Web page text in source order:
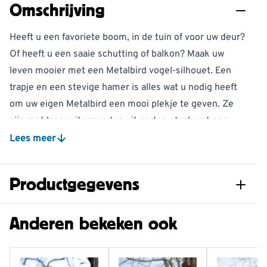
Omschrijving
Heeft u een favoriete boom, in de tuin of voor uw deur?
Of heeft u een saaie schutting of balkon? Maak uw
leven mooier met een Metalbird vogel-silhouet. Een
trapje en een stevige hamer is alles wat u nodig heeft
om uw eigen Metalbird een mooi plekje te geven. Ze
zijn met laser uitgesneden uit corten staal, wat een
mooi roestlaagje geeft, maar niet doorroest. Metalbirds
met Nederlander Henk Lakeman.
Metalbird is ook een origineel relatiegeschenk,
sinterklaas- of kerstcadeau! Hij zit verpakt in een
Lees meer
Productgegevens
Artikelnummer 974340174
Merk Metalbird
Anderen bekeken ook